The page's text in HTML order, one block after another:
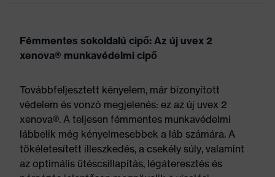
Fémmentes sokoldalú cipő: Az új uvex 2
xenova® munkavédelmi cipő
Továbbfeljesztett kényelem, már bizonyított
védelem és vonzó megjelenés: ez az új uvex 2
xenova®. A teljesen fémmentes munkavédelmi
lábbelik még kényelmesebbek a láb számára. A
tökéletesített illeszkedés, a csekély súly, valamint
az optimális ütéscsillapítás, légáteresztés és